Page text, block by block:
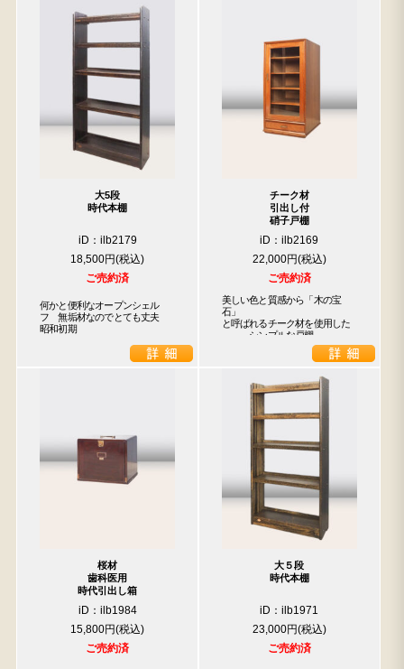
大5段
時代本棚
iD：ilb2179
18,500円
ご売約済
何かと便利なオープンシェル
フ　無垢材なのでとても丈夫
昭和初期
チーク材
引出し付
硝子戸棚
iD：ilb2169
22,000円
ご売約済
美しい色と質感から「木の宝
石」
と呼ばれるチーク材を使用した
シンプルな戸棚
桜材
歯科医用
時代引出し箱
iD：ilb1984
15,800円
ご売約済
大５段
時代本棚
iD：ilb1971
23,000円
ご売約済
検索
人気の検索キーワード
2905 2925 b2770
2990 箪笥